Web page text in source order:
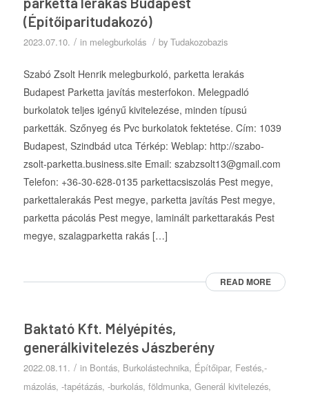
(Építőiparitudakozó)
2023.07.10. / in melegburkolás / by Tudakozobazis
Szabó Zsolt Henrik melegburkoló, parketta lerakás
Budapest Parketta javítás mesterfokon. Melegpadló
burkolatok teljes igényű kivitelezése, minden típusú
parketták. Szőnyeg és Pvc burkolatok fektetése. Cím: 1039
Budapest, Szindbád utca Térkép: Weblap: http://szabo-
zsolt-parketta.business.site Email: szabzsolt13@gmail.com
Telefon: +36-30-628-0135 parkettacsiszolás Pest megye,
parkettalerakás Pest megye, parketta javítás Pest megye,
parketta pácolás Pest megye, laminált parkettarakás Pest
megye, szalagparketta rakás […]
READ MORE
Baktató Kft. Mélyépítés,
generálkivitelezés Jászberény
2022.08.11. / in Bontás, Burkolástechnika, Építőipar, Festés,-
mázolás, -tapétázás, -burkolás, földmunka, Generál kivitelezés,